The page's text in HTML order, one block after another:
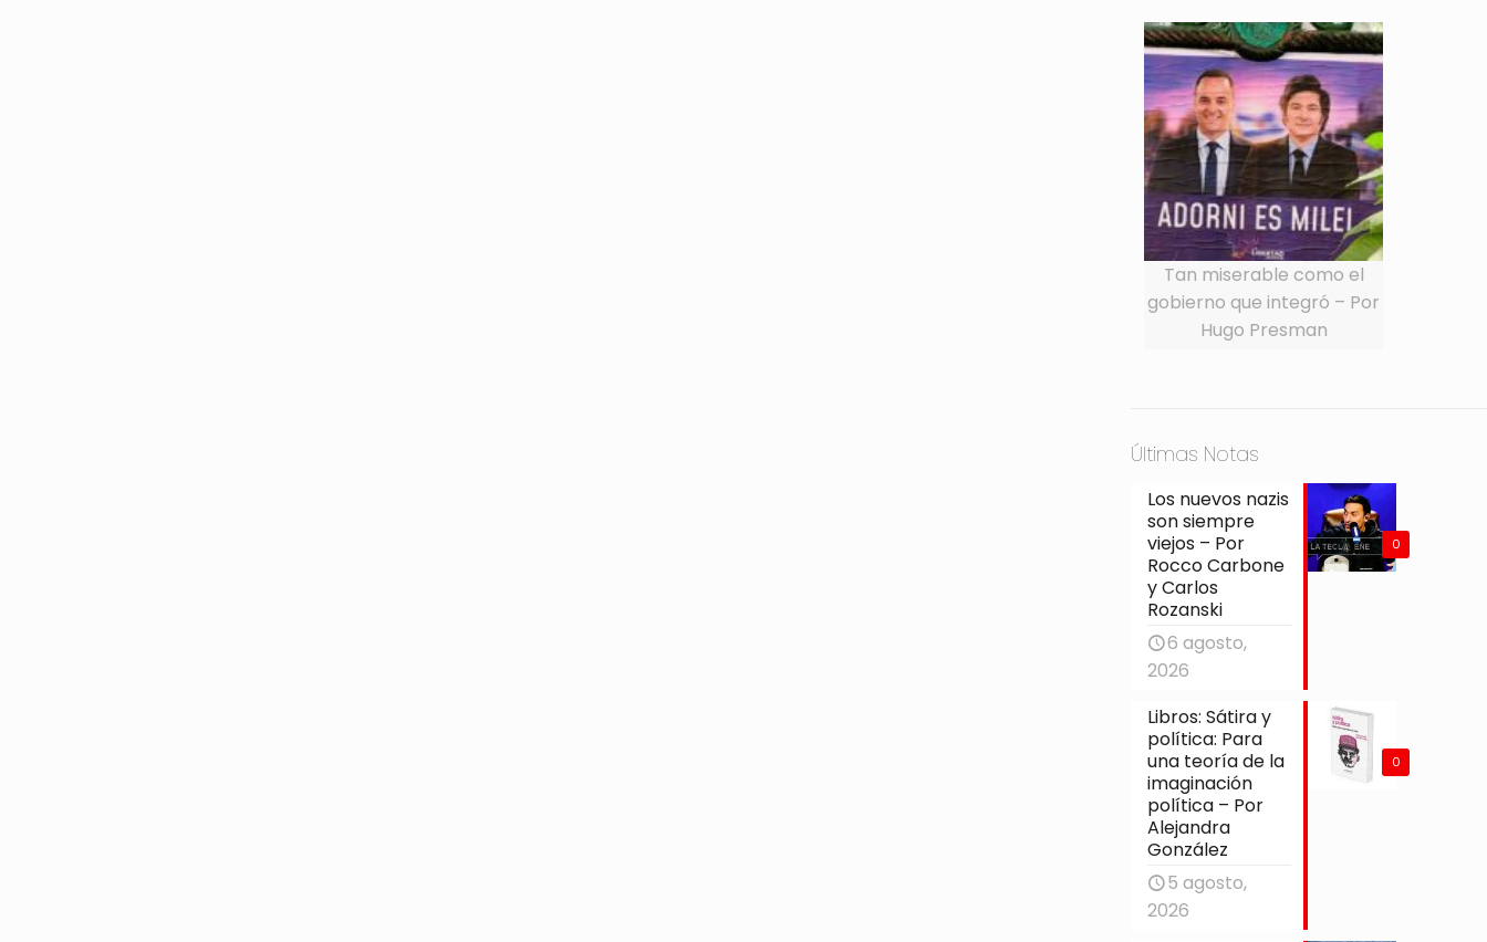
Tan miserable como el
gobierno que integró – Por
Hugo Presman
Últimas Notas
0
Los nuevos nazis
son siempre
viejos – Por
Rocco Carbone
y Carlos
Rozanski
6 agosto,
2026
0
Libros: Sátira y
política: Para
una teoría de la
imaginación
política – Por
Alejandra
González
5 agosto,
2026